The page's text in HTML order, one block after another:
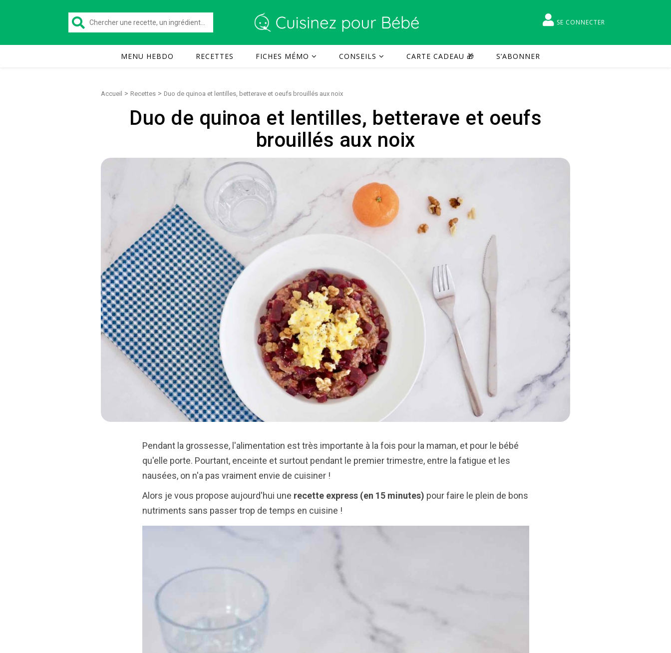
SE CONNECTER
MENU HEBDO RECETTES FICHES MÉMO CONSEILS CARTE CADEAU 🎁 S’ABONNER
Accueil > Recettes > Duo de quinoa et lentilles, betterave et oeufs brouillés aux noix
Duo de quinoa et lentilles, betterave et oeufs
brouillés aux noix
Pendant la grossesse, l'alimentation est très importante à la fois pour la maman, et pour le bébé
qu'elle porte. Pourtant, enceinte et surtout pendant le premier trimestre, entre la fatigue et les
nausées, on n'a pas vraiment envie de cuisiner !
Alors je vous propose aujourd'hui une recette express (en 15 minutes) pour faire le plein de bons
nutriments sans passer trop de temps en cuisine !